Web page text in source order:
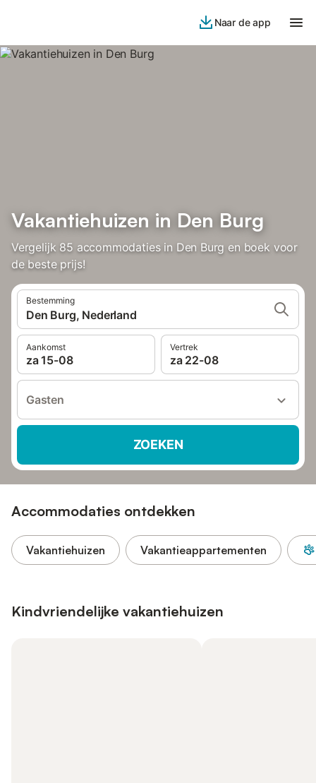
Naar de app
Vakantiehuizen in Den Burg
Vergelijk 85 accommodaties in Den Burg en boek voor
de beste prijs!
Bestemming
Den Burg, Nederland
Aankomst
za 15-08
Vertrek
za 22-08
Gasten
ZOEKEN
Accommodaties ontdekken
Vakantiehuizen Vakantieappartementen
Kindvriendelijke vakantiehuizen